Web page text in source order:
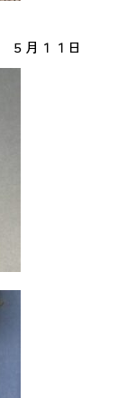
月１１日